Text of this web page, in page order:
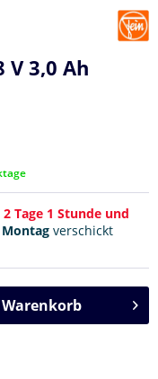
3,0 Ah
2 Tage 1 Stunde und
verschickt
Warenkorb